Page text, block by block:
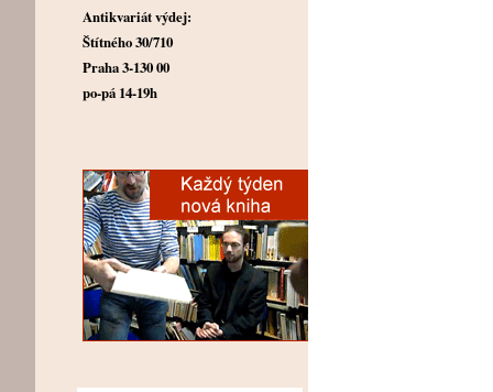
Antikvariát výdej:
Štítného 30/710
Praha 3-130 00
po-pá 14-19h